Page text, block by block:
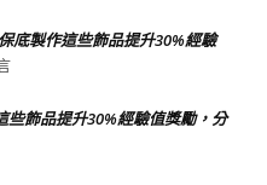
底製作這些飾品提升30%經驗
些飾品提升30%經驗值獎勵，分